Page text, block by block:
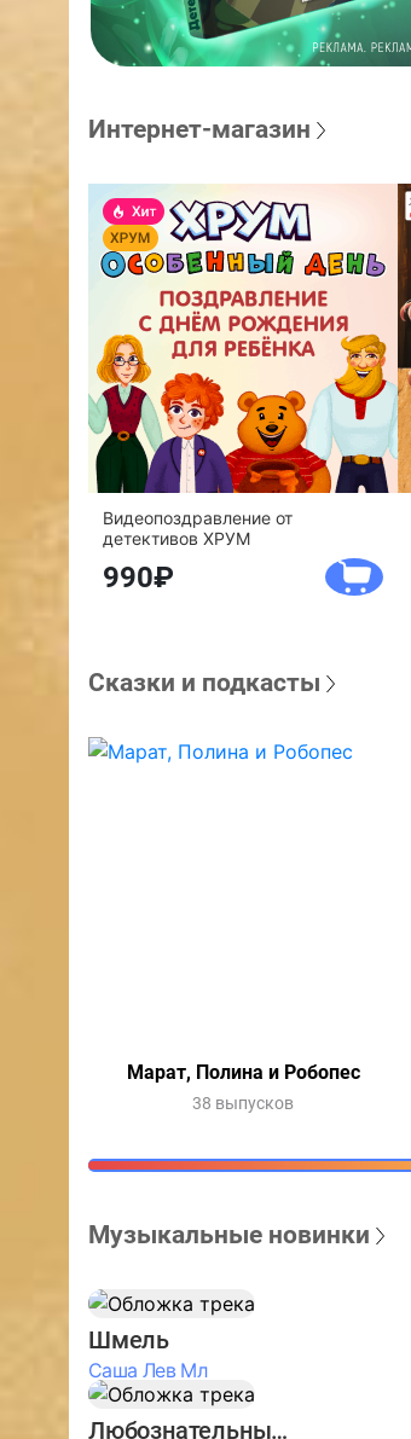
Интернет-магазин
Видеопоздравление от
детективов ХРУМ
990
Сказки и подкасты
Марат, Полина и Робопес
38 выпусков
Музыкальные новинки
Шмель
Саша Лев Мл
Любознательные Дети